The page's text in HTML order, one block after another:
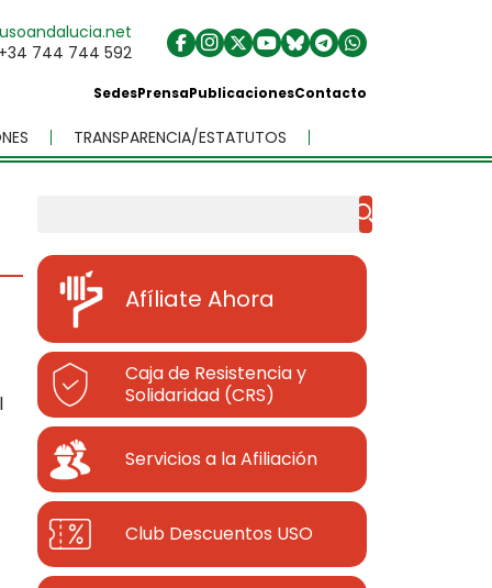
744 744 592
SedesPrensaPublicacionesContacto
TRANSPARENCIA/ESTATUTOS
Afíliate Ahora
Caja de Resistencia y
Solidaridad (CRS)
Servicios a la Afiliación
Club Descuentos USO